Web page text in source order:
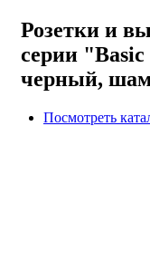
Розетки и
серии
черный,
Посмотреть